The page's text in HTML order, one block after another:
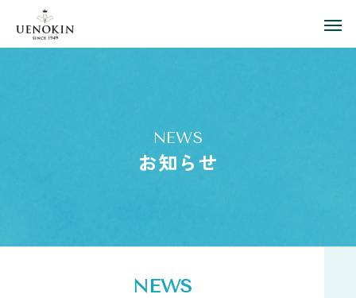
お知らせ
NEWS
NEWS